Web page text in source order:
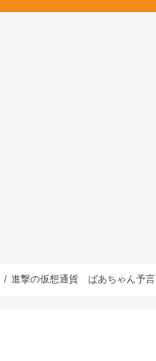
進撃の仮想通貨 ばあちゃん予言